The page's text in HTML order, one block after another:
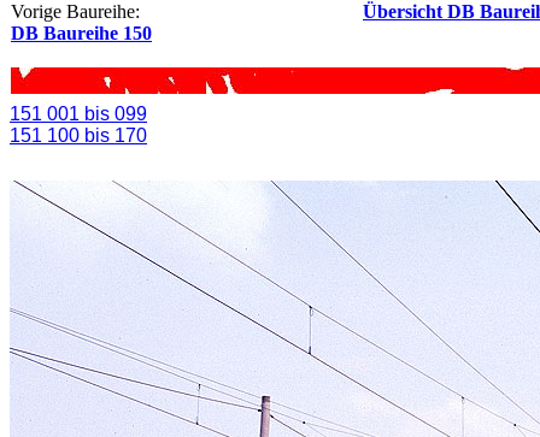
Vorige Baureihe:
DB Baureihe 150
Übersicht DB
151 001 bis 099
151 100 bis 170